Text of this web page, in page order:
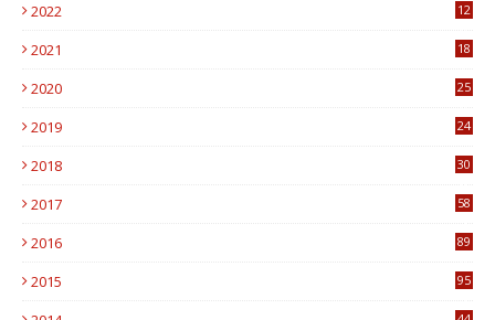
2022
12
2021
18
2020
25
2019
24
2018
30
2017
58
2016
89
2015
95